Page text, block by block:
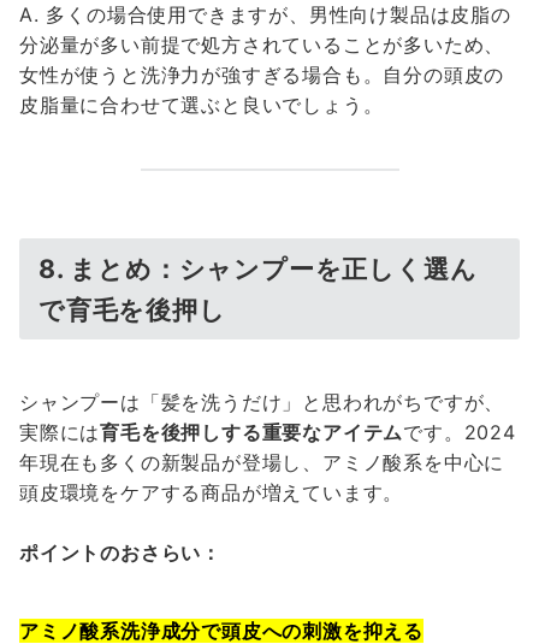
A. 多くの場合使用できますが、男性向け製品は皮脂の
分泌量が多い前提で処方されていることが多いため、
女性が使うと洗浄力が強すぎる場合も。自分の頭皮の
皮脂量に合わせて選ぶと良いでしょう。
8. まとめ：シャンプーを正しく選ん
で育毛を後押し
シャンプーは「髪を洗うだけ」と思われがちですが、
実際には育毛を後押しする重要なアイテムです。2024
年現在も多くの新製品が登場し、アミノ酸系を中心に
頭皮環境をケアする商品が増えています。
ポイントのおさらい：
アミノ酸系洗浄成分で頭皮への刺激を抑える